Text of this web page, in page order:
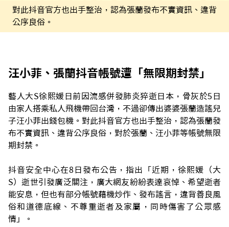
對此抖音官方也出手整治，認為張蘭發布不實資訊、違背
公序良俗。
汪小菲、張蘭抖音帳號遭「無限期封禁」
藝人大S徐熙媛日前因流感併發肺炎猝逝日本，骨灰於5日
由家人搭乘私人飛機帶回台灣，不過卻傳出婆婆張蘭造謠兒
子汪小菲出錢包機。對此抖音官方也出手整治，認為張蘭發
布不實資訊、違背公序良俗，對於張蘭、汪小菲等帳號無限
期封禁。
抖音安全中心在8日發布公告，指出「近期，徐熙媛（大
S）逝世引發廣泛關注，廣大網友紛紛表達哀悼、希望逝者
能安息，但也有部分帳號藉機炒作、發布謠言，違背善良風
俗和道德底線、不尊重逝者及家屬，同時傷害了公眾感
情」。